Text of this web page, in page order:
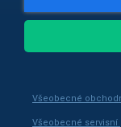
Všeobecné
Všeobecné servisní